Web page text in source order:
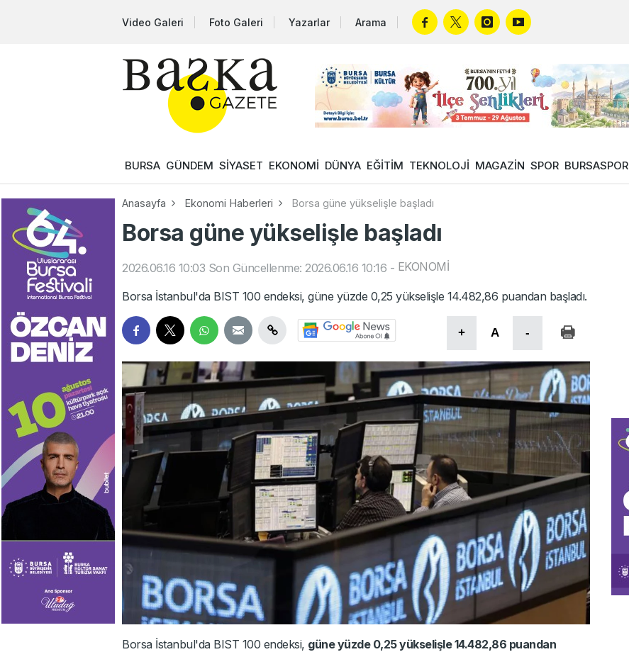
Video Galeri Foto Galeri Yazarlar Arama
BURSA GÜNDEM SİYASET EKONOMİ DÜNYA EĞİTİM TEKNOLOJİ MAGAZİN SPOR BURSASPOR
Anasayfa Ekonomi Haberleri Borsa güne yükselişle başladı
Borsa güne yükselişle başladı
2026.06.16 10:03 Son Güncellenme: 2026.06.16 10:16 - EKONOMİ
Borsa İstanbul'da BIST 100 endeksi, güne yüzde 0,25 yükselişle 14.482,86 puandan başladı.
+ A -
Borsa İstanbul'da BIST 100 endeksi, güne yüzde 0,25 yükselişle 14.482,86 puandan